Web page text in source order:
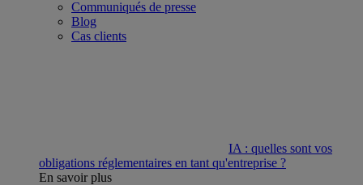
Communiqués de presse
Blog
Cas clients
IA : quelles sont vos
obligations réglementaires en tant qu'entreprise ?
En savoir plus